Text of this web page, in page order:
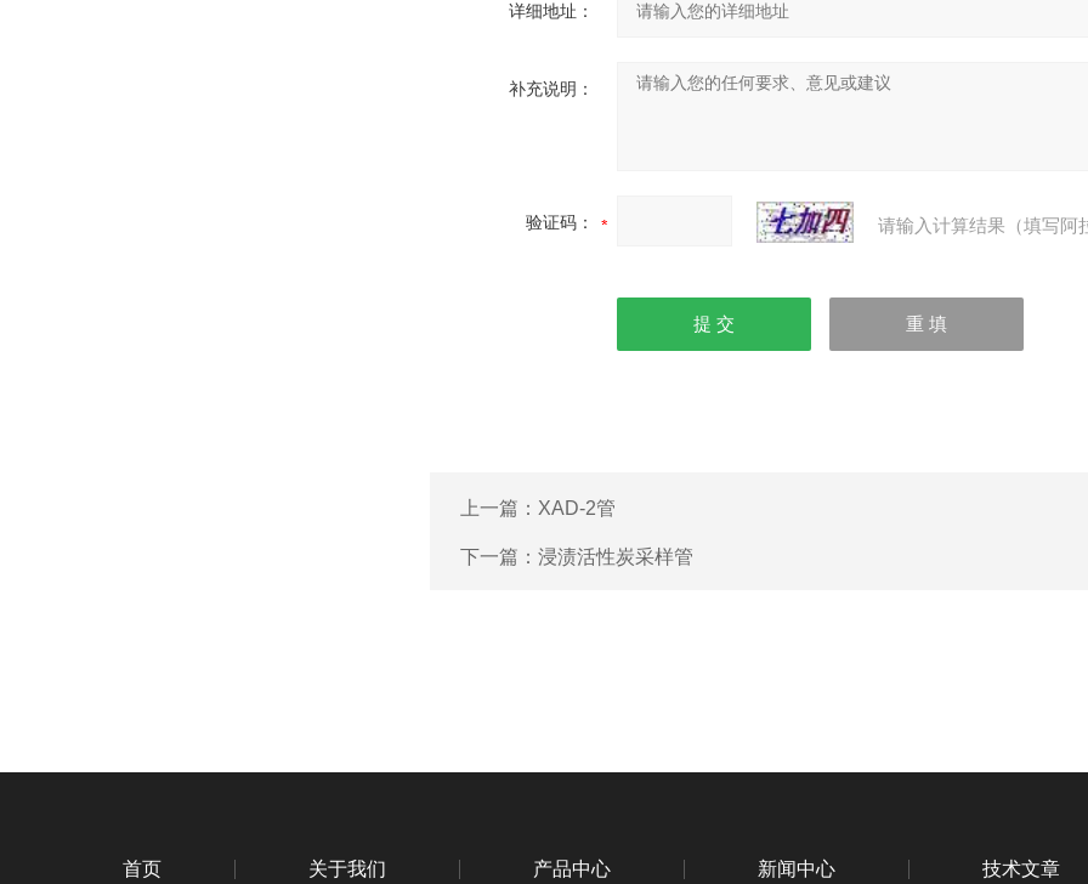
详细地址：
补充说明：
验证码： 请输入计算结果（填写阿
上一篇： XAD-2管
下一篇： 浸渍活性炭采样管
首页 关于我们 产品中心 新闻中心 技术文章